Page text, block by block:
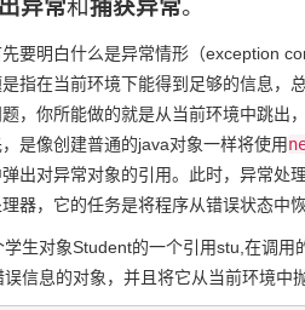
异常和捕获异常。
要明白什么是异常情形（exception
指在当前环境下能得到足够的信息
，你所能做的就是从当前环境中跳
是像创建普通的java对象一样将使用
出对异常对象的引用。此时，异常
器，它的任务是将程序从错误状态中
生对象Student的一个引用stu,在调
信息的对象，并且将它从当前环境中